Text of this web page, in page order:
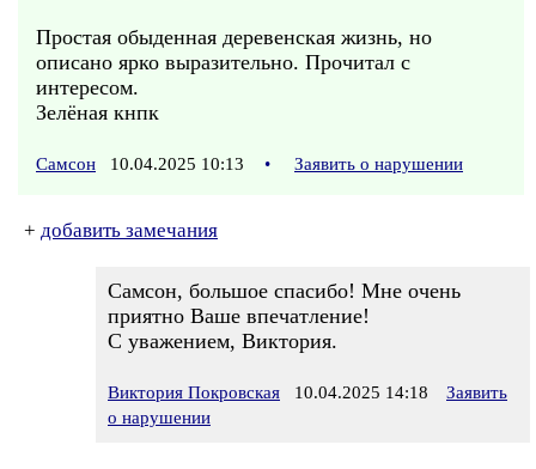
Простая обыденная деревенская жизнь, но
описано ярко выразительно. Прочитал с
интересом.
Зелёная кнпк
Самсон 10.04.2025 10:13 • Заявить о нарушении
+ добавить замечания
Самсон, большое спасибо! Мне очень
приятно Ваше впечатление!
С уважением, Виктория.
Виктория Покровская 10.04.2025 14:18
Заявить
о нарушении